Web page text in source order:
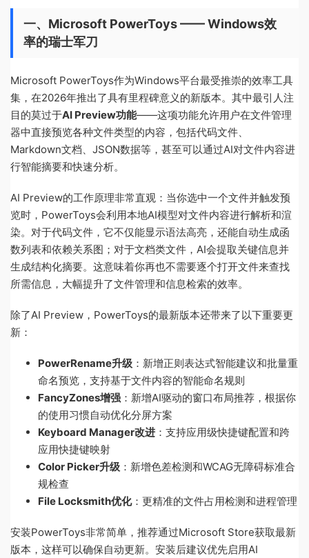
一、Microsoft PowerToys —— Windows效
率的瑞士军刀
Microsoft PowerToys作为Windows平台最受推崇的效率工具
集，在2026年推出了具有里程碑意义的新版本。其中最引人注
目的莫过于AI Preview功能——这项功能允许用户在文件管理
器中直接预览各种文件类型的内容，包括代码文件、
Markdown文档、JSON数据等，甚至可以通过AI对文件内容进
行智能摘要和快速分析。
AI Preview的工作原理非常直观：当你选中一个文件并触发预
览时，PowerToys会利用本地AI模型对文件内容进行解析和渲
染。对于代码文件，它不仅能显示语法高亮，还能自动生成函
数列表和依赖关系图；对于文档类文件，AI会提取关键信息并
生成结构化摘要。这意味着你再也不需要逐个打开文件来查找
所需信息，大幅提升了文件管理和信息检索的效率。
除了AI Preview，PowerToys的最新版本还带来了以下重要更
新：
PowerRename升级 ：新增正则表达式智能建议和批量重
命名预览，支持基于文件内容的智能命名规则
FancyZones增强 ：新增AI驱动的窗口布局推荐，根据你
的使用习惯自动优化分屏方案
Keyboard Manager改进 ：支持应用级快捷键配置和跨
应用快捷键映射
Color Picker升级 ：新增色差检测和WCAG无障碍标准合
规检查
File Locksmith优化：更精准的文件占用检测和进程管理
安装PowerToys非常简单，推荐通过Microsoft Store获取最新
版本，这样可以确保自动更新。安装后建议优先启用AI